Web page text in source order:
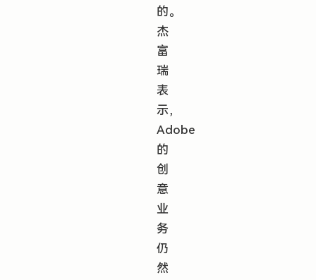
的。
杰
富
瑞
表
示，
Adobe
的
创
意
业
务
仍
然